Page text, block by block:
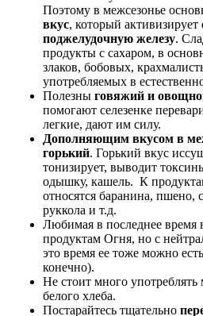
Поэтому в межсезонье
вкус, который активизирует
поджелудочную железу.
продукты с сахаром, в
злаков, бобовых,
употребляемых в
Полезны говяжий и
помогают селезенке
легкие, дают им силу.
Дополняющим вкусом в
горький. Горький вкус
тонизирует, выводит
одышку, кашель. К
относятся баранина, пшено,
руккола и т.д.
Любимая в последнее время
продуктам Огня, но с
это время ее тоже можно
конечно).
Не стоит много
белого хлеба.
Постарайтесь тщательно